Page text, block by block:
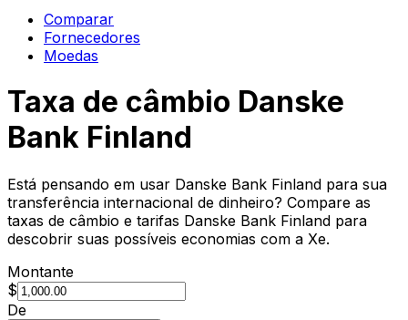
Comparar
Fornecedores
Moedas
Taxa de câmbio Danske
Bank Finland
Está pensando em usar Danske Bank Finland para sua
transferência internacional de dinheiro? Compare as
taxas de câmbio e tarifas Danske Bank Finland para
descobrir suas possíveis economias com a Xe.
Montante
$
De